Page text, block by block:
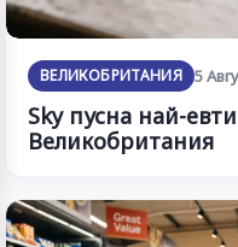
ВЕЛИКОБРИТАНИЯ 5
Sky пусна най-
Великобритания